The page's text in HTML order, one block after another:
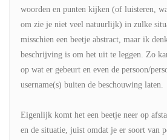
woorden en punten kijken (of luisteren,
om zie je niet veel natuurlijk) in zulke
misschien een beetje abstract, maar ik
beschrijving is om het uit te leggen. Zo
op wat er gebeurt en even de persoon/
username(s) buiten de beschouwing laten.
Eigenlijk komt het een beetje neer op
en de situatie, juist omdat je er soort van